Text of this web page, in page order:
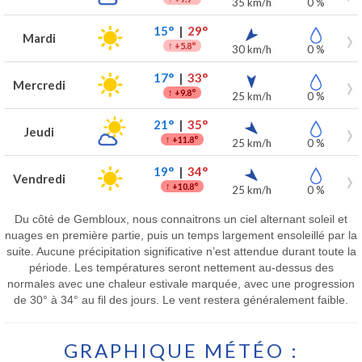
Mardi 15°| 29°
↑ +5.8° 30 km/h 0 %
Mercredi 17°| 33°
↑ +9.8° 25 km/h 0 %
Jeudi 21°| 35°
↑ +11.8° 25 km/h 0 %
Vendredi 19°| 34°
↑ +10.8° 25 km/h 0 %
Du côté de Gembloux, nous connaitrons un ciel alternant soleil et
nuages en première partie, puis un temps largement ensoleillé par la
suite. Aucune précipitation significative n’est attendue durant toute la
période. Les températures seront nettement au-dessus des
normales avec une chaleur estivale marquée, avec une progression
de 30° à 34° au fil des jours. Le vent restera généralement faible.
GRAPHIQUE MÉTÉO :